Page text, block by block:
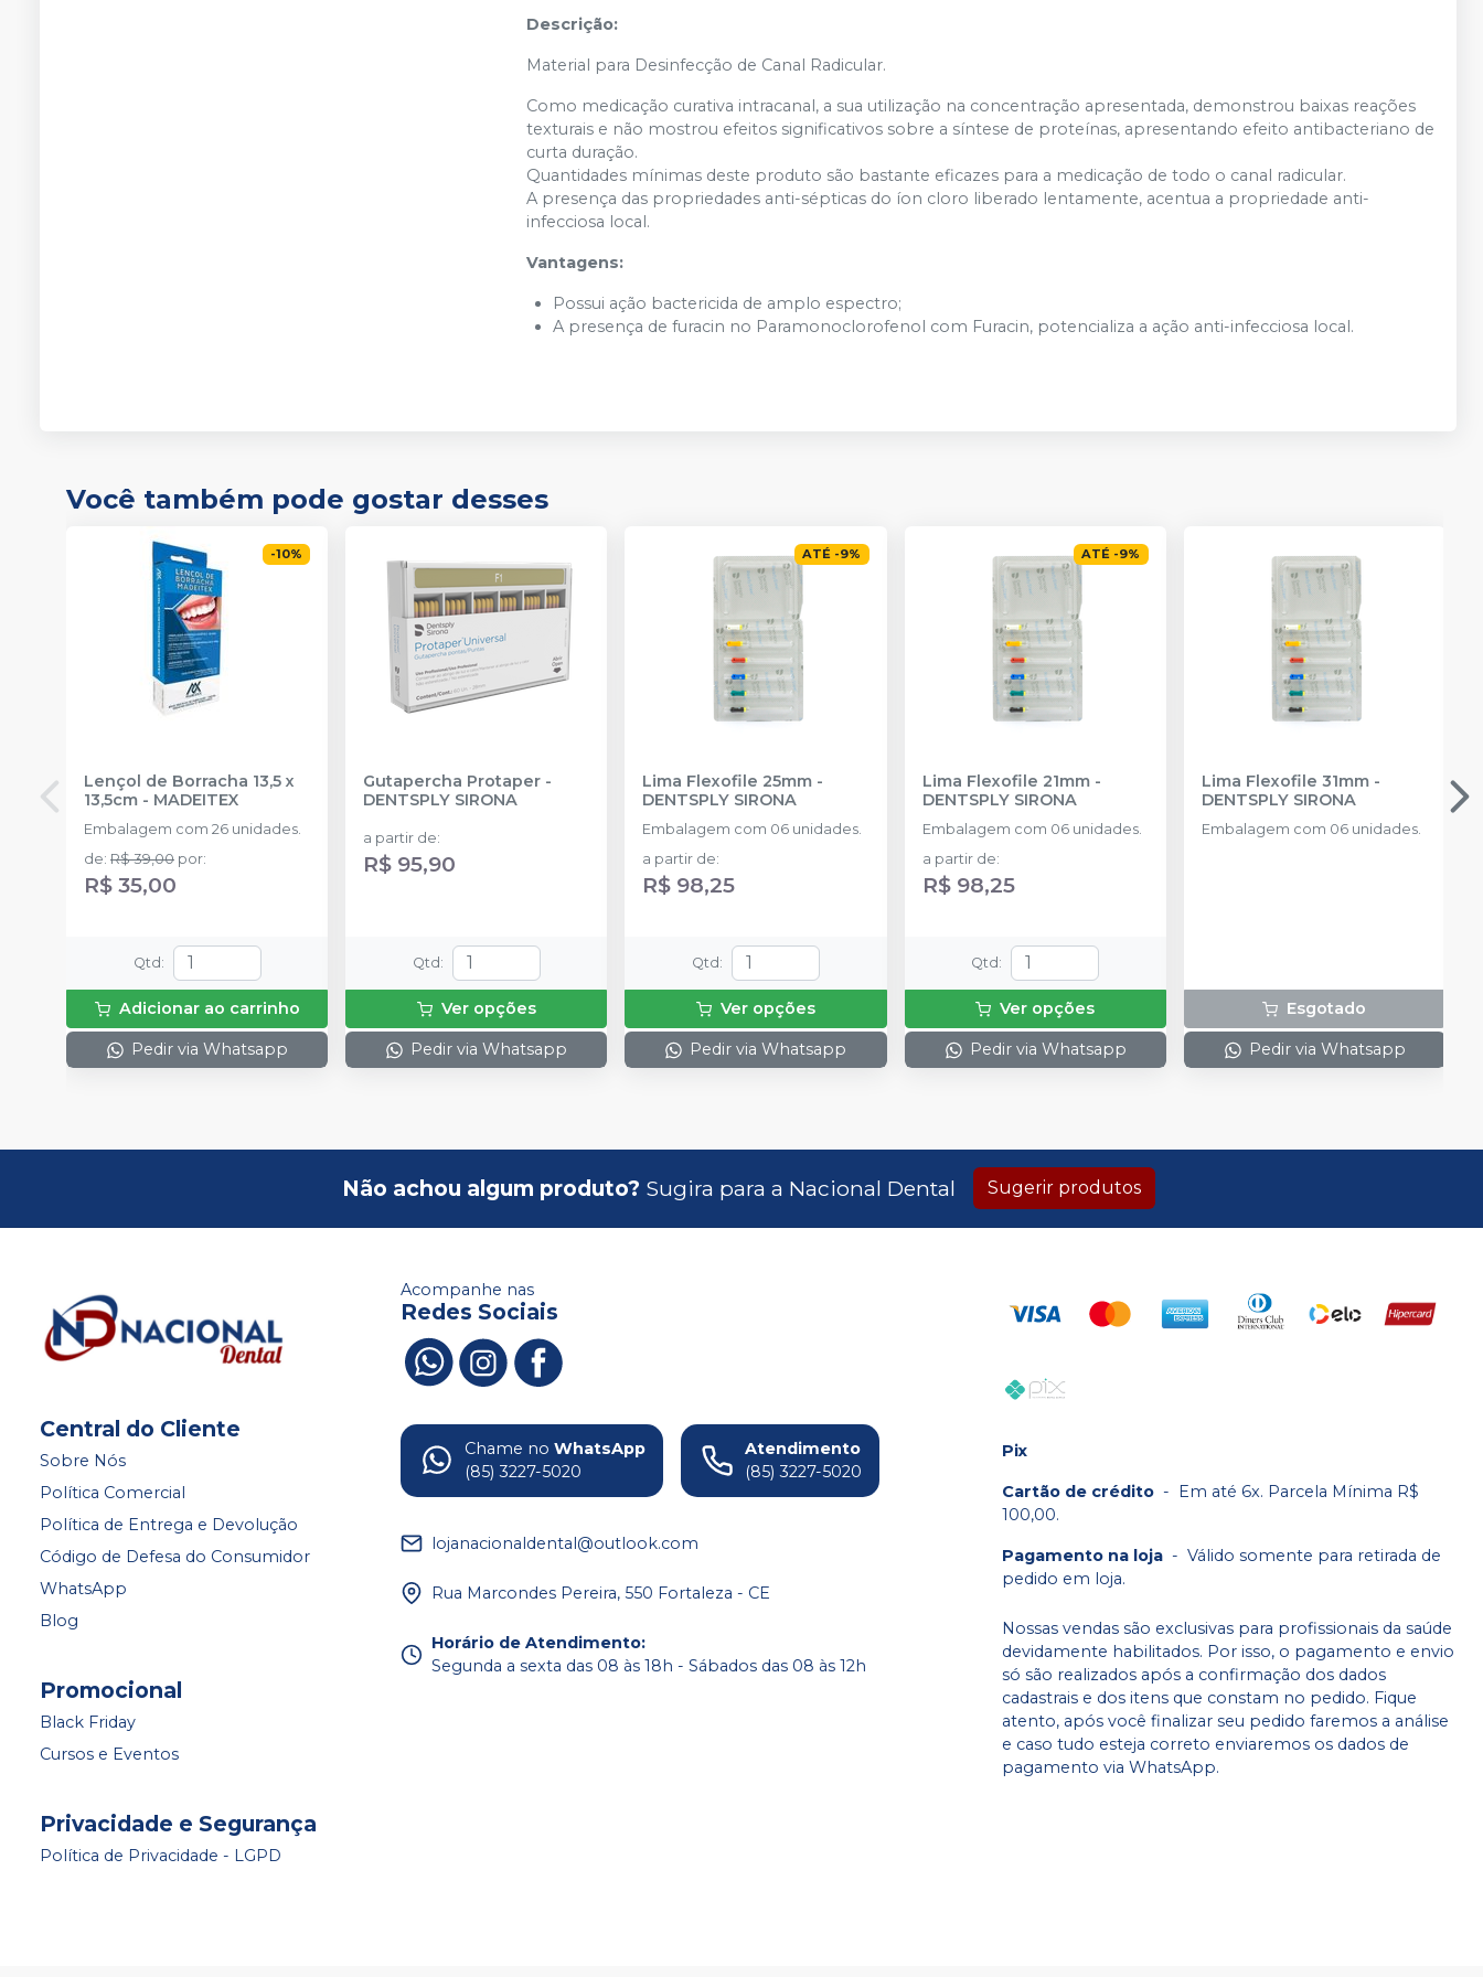
Descrição:
Material para Desinfecção de Canal Radicular.
Como medicação curativa intracanal, a sua utilização na concentração apresentada, demonstrou baixas reações
texturais e não mostrou efeitos significativos sobre a síntese de proteínas, apresentando efeito antibacteriano de
curta duração.
Quantidades mínimas deste produto são bastante eficazes para a medicação de todo o canal radicular.
A presença das propriedades anti-sépticas do íon cloro liberado lentamente, acentua a propriedade anti-
infecciosa local.
Vantagens:
Possui ação bactericida de amplo espectro;
A presença de furacin no Paramonoclorofenol com Furacin, potencializa a ação anti-infecciosa local.
Você também pode gostar desses
-10%
Lençol de Borracha 13,5 x
13,5cm - MADEITEX
Embalagem com 26 unidades.
de: R$ 39,00 por:
R$ 35,00
Qtd :
Adicionar ao carrinho
Pedir via Whatsapp
Gutapercha Protaper -
DENTSPLY SIRONA
a partir de:
R$ 95,90
Qtd :
Ver opções
Pedir via Whatsapp
ATÉ -9%
Lima Flexofile 25mm -
DENTSPLY SIRONA
Embalagem com 06 unidades.
a partir de:
R$ 98,25
Qtd :
Ver opções
Pedir via Whatsapp
ATÉ -9%
Lima Flexofile 21mm-
DENTSPLY SIRONA
Embalagem com 06 unidades.
a partir de:
R$ 98,25
Qtd :
Ver opções
Pedir via Whatsapp
Lima Flexofile 31mm-
DENTSPLY SIRONA
Embalagem com 06 unidades.
Esgotado
Pedir via Whatsapp
Não achou algum produto? Sugira para a Nacional Dental Sugerir produtos
Central do Cliente
Sobre Nós
Política Comercial
Política de Entrega e Devolução
Código de Defesa do Consumidor
WhatsApp
Blog
Promocional
Black Friday
Cursos e Eventos
Privacidade e Segurança
Política de Privacidade - LGPD
Acompanhe nas
Redes Sociais
Chame no WhatsApp
(85) 3227-5020
Atendimento
(85) 3227-5020
lojanacionaldental@outlook.com
Rua Marcondes Pereira, 550 Fortaleza - CE
Horário de Atendimento:
Segunda a sexta das 08 às 18h - Sábados das 08 às 12h
Pix
Cartão de crédito - Em até 6x. Parcela Mínima R$
100,00.
Pagamento na loja - Válido somente para retirada de
pedido em loja.
Nossas vendas são exclusivas para profissionais da saúde
devidamente habilitados. Por isso, o pagamento e envio
só são realizados após a confirmação dos dados
cadastrais e dos itens que constam no pedido. Fique
atento, após você finalizar seu pedido faremos a análise
e caso tudo esteja correto enviaremos os dados de
pagamento via WhatsApp.